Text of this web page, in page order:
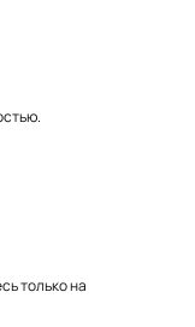
только на